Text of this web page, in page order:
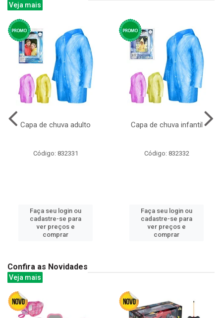
Veja mais
Capa de chuva adulto
Código: 832331
Faça seu login ou
cadastre-se para
ver preços e
comprar
Capa de chuva infantil
Código: 832332
Faça seu login ou
cadastre-se para
ver preços e
comprar
Confira as Novidades
Veja mais